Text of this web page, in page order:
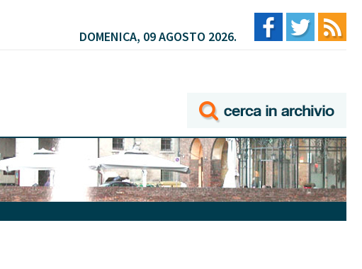
DOMENICA, 09 AGOSTO 2026.